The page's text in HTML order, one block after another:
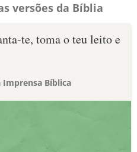
versões da Bíblia
te, toma o teu leito e
Imprensa Bíblica